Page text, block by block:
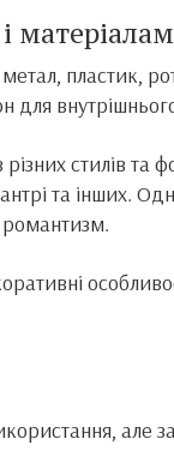
пластик,
для
стилів та
та інших.
романтизм.
але